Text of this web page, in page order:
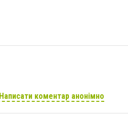
Написати коментар анонімно